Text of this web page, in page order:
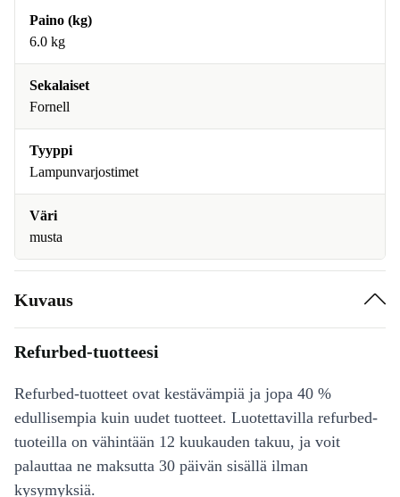
Paino (kg)
6.0 kg
Sekalaiset
Fornell
Tyyppi
Lampunvarjostimet
Väri
musta
Kuvaus
Refurbed-tuotteesi
Refurbed-tuotteet ovat kestävämpiä ja jopa 40 %
edullisempia kuin uudet tuotteet. Luotettavilla refurbed-
tuoteilla on vähintään 12 kuukauden takuu, ja voit
palauttaa ne maksutta 30 päivän sisällä ilman
kysymyksiä.